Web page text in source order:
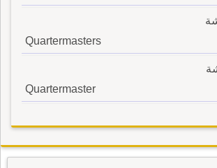
Quartermasters
Quartermaster